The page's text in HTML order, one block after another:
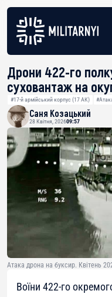
Дрони 422-го
суховантаж на
#17-й армійський корпус (17 АК)
Саня Козацький
28 Квітня, 202609:57
Атака дрона на буксир. Квітень
Воїни 422-го